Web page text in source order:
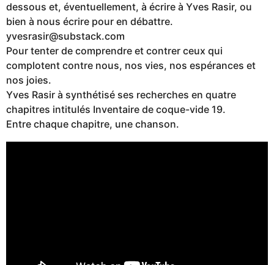
dessous et, éventuellement, à écrire à Yves Rasir, ou
bien à nous écrire pour en débattre.
yvesrasir@substack.com
Pour tenter de comprendre et contrer ceux qui
complotent contre nous, nos vies, nos espérances et
nos joies.
Yves Rasir à synthétisé ses recherches en quatre
chapitres intitulés Inventaire de coque-vide 19.
Entre chaque chapitre, une chanson.